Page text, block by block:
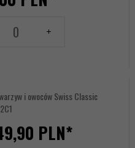
i owoców Swiss Classic
90 PLN*